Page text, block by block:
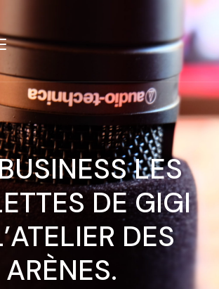
LES
DE GIGI
DES
ARÈNES.